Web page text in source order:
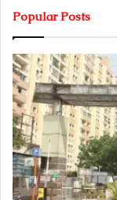
Popular Posts